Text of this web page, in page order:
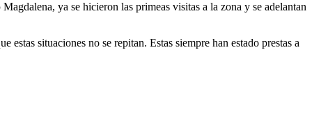
ya se hicieron las primeas visitas a la zona y se adelantan
situaciones no se repitan. Estas siempre han estado prestas a